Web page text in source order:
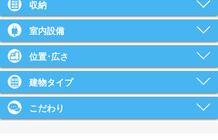
収納
室内設備
位置･広さ
建物タイプ
こだわり